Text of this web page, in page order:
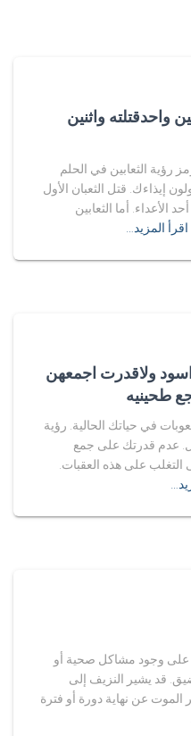
واحدقتلته واثنين
رؤية الثعابين في الحلم
إيذاءك. قتل الثعبان الأول
الأعداء. أما الثعابين
اقرأ المزيد…
ولاقدرت اجمعهن
طحينيه
في حياتك الحالية. رؤية
عدم قدرتك على جمع
على هذه العقبات.
على وجود مشاكل صحية أو
قد يشير النزيف إلى
الموت عن نهاية دورة أو فترة